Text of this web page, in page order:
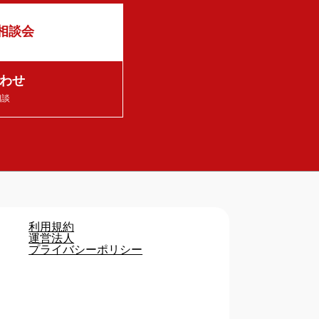
談会
せ
利用規約
運営法人
プライバシーポリシー